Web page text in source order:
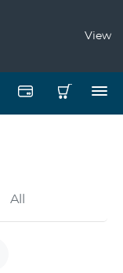
View
All